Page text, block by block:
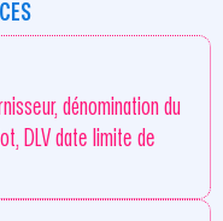
dénomination du
DLV date limite de